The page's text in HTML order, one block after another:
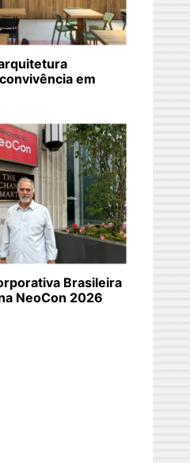
em
Brasileira
NeoCon 2026